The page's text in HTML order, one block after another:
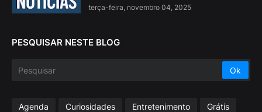
terça-feira, novembro 04, 2025
PESQUISAR NESTE BLOG
Agenda Curiosidades Entretenimento
Grátis